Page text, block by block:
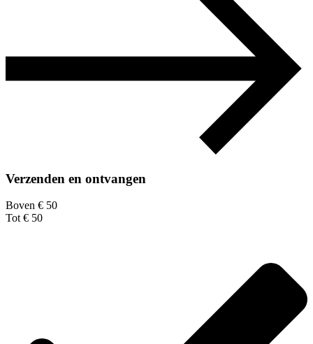
Verzenden en ontvangen
Boven € 50
Tot € 50